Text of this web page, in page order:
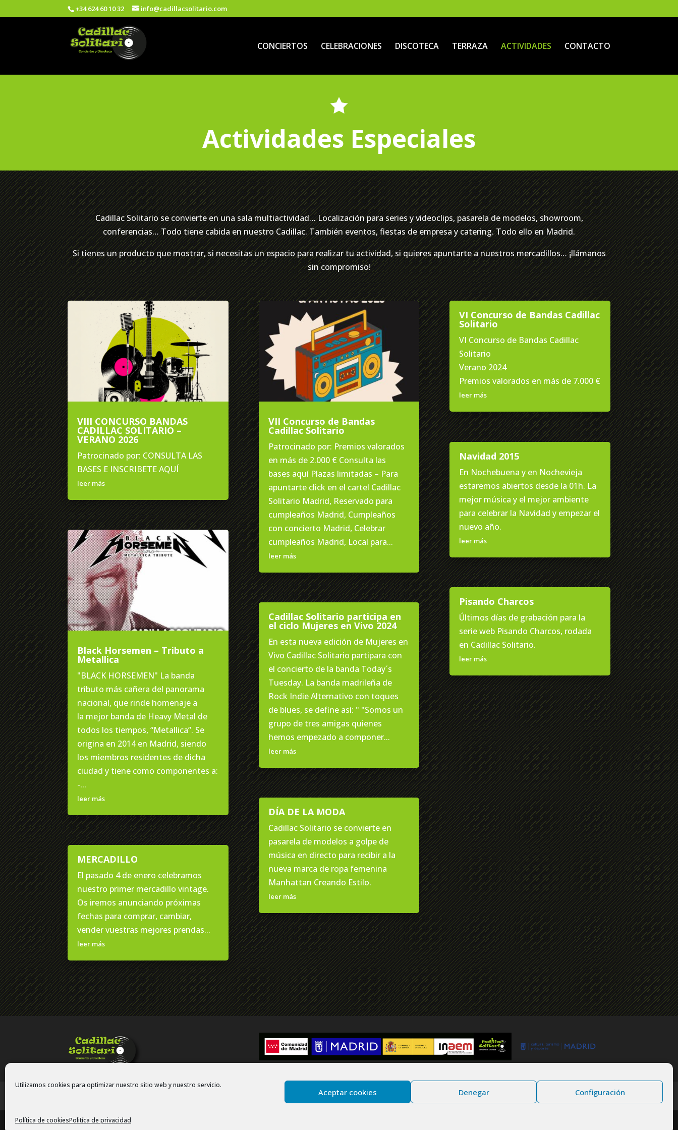
Utilizamos cookies para optimizar nuestro sitio web y nuestro servicio.
Aceptar cookies Denegar Configuración
Política de cookiesPolitíca de privacidad
+34 624 60 10 32 info@cadillacsolitario.com
CONCIERTOS CELEBRACIONES DISCOTECA TERRAZA ACTIVIDADES CONTACTO
Actividades Especiales
Cadillac Solitario se convierte en una sala multiactividad… Localización para series y videoclips, pasarela de modelos, showroom,
conferencias… Todo tiene cabida en nuestro Cadillac. También eventos, fiestas de empresa y catering. Todo ello en Madrid.
Si tienes un producto que mostrar, si necesitas un espacio para realizar tu actividad, si quieres apuntarte a nuestros mercadillos… ¡llámanos
sin compromiso!
VIII CONCURSO BANDAS
CADILLAC SOLITARIO –
VERANO 2026
Patrocinado por: CONSULTA LAS
BASES E INSCRIBETE AQUÍ
leer más
Black Horsemen – Tributo a
Metallica
"BLACK HORSEMEN" La banda
tributo más cañera del panorama
nacional, que rinde homenaje a
la mejor banda de Heavy Metal de
todos los tiempos, “Metallica”. Se
origina en 2014 en Madrid, siendo
los miembros residentes de dicha
ciudad y tiene como componentes a:
-...
leer más
MERCADILLO
El pasado 4 de enero celebramos
nuestro primer mercadillo vintage.
Os iremos anunciando próximas
fechas para comprar, cambiar,
vender vuestras mejores prendas...
leer más
VII Concurso de Bandas
Cadillac Solitario
Patrocinado por: Premios valorados
en más de 2.000 € Consulta las
bases aquí Plazas limitadas – Para
apuntarte click en el cartel Cadillac
Solitario Madrid, Reservado para
cumpleaños Madrid, Cumpleaños
con concierto Madrid, Celebrar
cumpleaños Madrid, Local para...
leer más
Cadillac Solitario participa en
el ciclo Mujeres en Vivo 2024
En esta nueva edición de Mujeres en
Vivo Cadillac Solitario partipara con
el concierto de la banda Today´s
Tuesday. La banda madrileña de
Rock Indie Alternativo con toques
de blues, se define así: " "Somos un
grupo de tres amigas quienes
hemos empezado a componer...
leer más
DÍA DE LA MODA
Cadillac Solitario se convierte en
pasarela de modelos a golpe de
música en directo para recibir a la
nueva marca de ropa femenina
Manhattan Creando Estilo.
leer más
VI Concurso de Bandas Cadillac
Solitario
VI Concurso de Bandas Cadillac
Solitario
Verano 2024
Premios valorados en más de 7.000 €
leer más
Navidad 2015
En Nochebuena y en Nochevieja
estaremos abiertos desde la 01h. La
mejor música y el mejor ambiente
para celebrar la Navidad y empezar el
nuevo año.
leer más
Pisando Charcos
Últimos días de grabación para la
serie web Pisando Charcos, rodada
en Cadillac Solitario.
leer más
Copyright © 2024 Cadillac Solitario. Todos los derechos reservados.